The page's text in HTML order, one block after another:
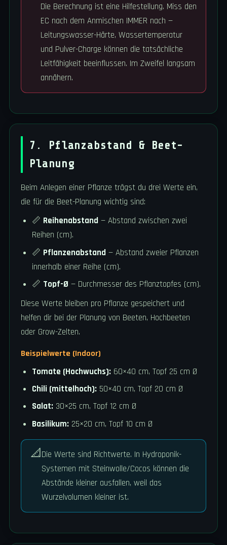
Die Berechnung ist eine Hilfestellung. Miss den
EC nach dem Anmischen IMMER nach —
Leitungswasser-Härte, Wassertemperatur
und Pulver-Charge können die tatsächliche
Leitfähigkeit beeinflussen. Im Zweifel langsam
annähern.
7. Pflanzabstand & Beet-
Planung
Beim Anlegen einer Pflanze trägst du drei Werte ein,
die für die Beet-Planung wichtig sind:
📏 Reihenabstand — Abstand zwischen zwei
Reihen (cm).
📏 Pflanzenabstand — Abstand zweier Pflanzen
innerhalb einer Reihe (cm).
📏 Topf-Ø — Durchmesser des Pflanztopfes (cm).
Diese Werte bleiben pro Pflanze gespeichert und
helfen dir bei der Planung von Beeten, Hochbeeten
oder Grow-Zelten.
Beispielwerte (Indoor)
Tomate (Hochwuchs): 60×40 cm, Topf 25 cm Ø
Chili (mittelhoch): 50×40 cm, Topf 20 cm Ø
Salat: 30×25 cm, Topf 12 cm Ø
Basilikum: 25×20 cm, Topf 10 cm Ø
📐Die Werte sind Richtwerte. In Hydroponik-
Systemen mit Steinwolle/Cocos können die
Abstände kleiner ausfallen, weil das
Wurzelvolumen kleiner ist.